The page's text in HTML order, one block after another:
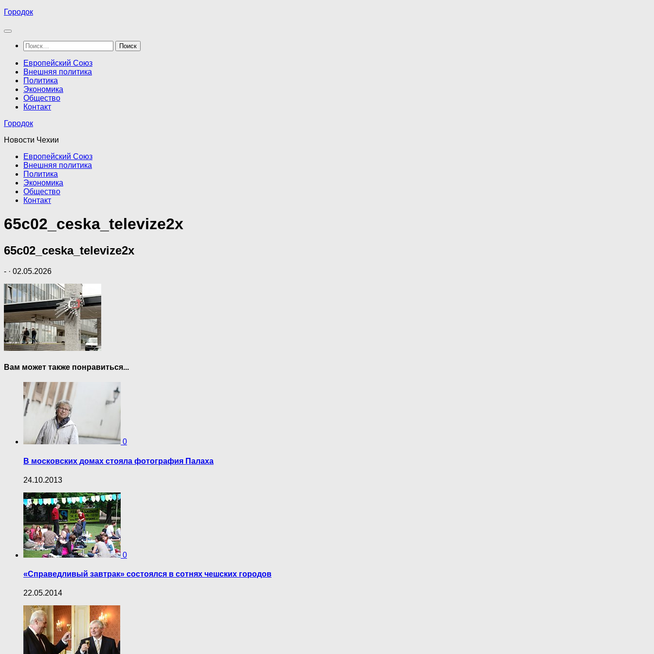
Перейти
содержимому
Городок
Найти:
Европейский Союз
Внешняя политика
Политика
Экономика
Общество
Контакт
Городок
Новости Чехии
Европейский Союз
Внешняя политика
Политика
Экономика
Общество
Контакт
65c02_ceska_televize2x
65c02_ceska_televize2x
- · 02.05.2026
Вам может также понравиться...
0
В московских домах стояла фотография Палаха
24.10.2013
0
«Справедливый завтрак» состоялся в сотнях чешских городов
22.05.2014